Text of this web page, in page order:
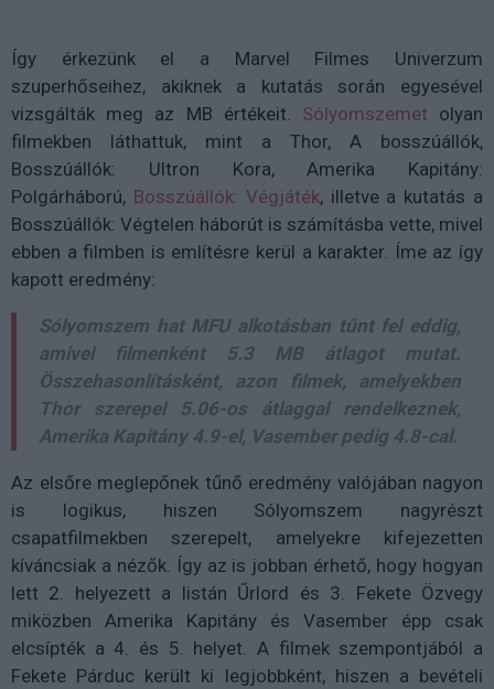
Így érkezünk el a Marvel Filmes Univerzum
szuperhőseihez, akiknek a kutatás során egyesével
vizsgálták meg az MB értékeit. Sólyomszemet olyan
filmekben láthattuk, mint a Thor, A bosszúállók,
Bosszúállók: Ultron Kora, Amerika Kapitány:
Polgárháború, Bosszúállók: Végjáték, illetve a kutatás a
Bosszúállók: Végtelen háborút is számításba vette, mivel
ebben a filmben is említésre kerül a karakter. Íme az így
kapott eredmény:
Sólyomszem hat MFU alkotásban tűnt fel eddig,
amivel filmenként 5.3 MB átlagot mutat.
Összehasonlításként, azon filmek, amelyekben
Thor szerepel 5.06-os átlaggal rendelkeznek,
Amerika Kapitány 4.9-el, Vasember pedig 4.8-cal.
Az elsőre meglepőnek tűnő eredmény valójában nagyon
is logikus, hiszen Sólyomszem nagyrészt
csapatfilmekben szerepelt, amelyekre kifejezetten
kíváncsiak a nézők. Így az is jobban érhető, hogy hogyan
lett 2. helyezett a listán Űrlord és 3. Fekete Özvegy
miközben Amerika Kapitány és Vasember épp csak
elcsípték a 4. és 5. helyet. A filmek szempontjából a
Fekete Párduc került ki legjobbként, hiszen a bevételi